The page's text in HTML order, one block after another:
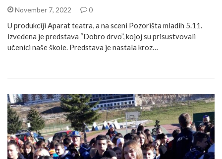
November 7, 2022 0
U produkciji Aparat teatra, a na sceni Pozorišta mladih 5.11.
izvedena je predstava “Dobro drvo”, kojoj su prisustvovali
učenici naše škole. Predstava je nastala kroz…